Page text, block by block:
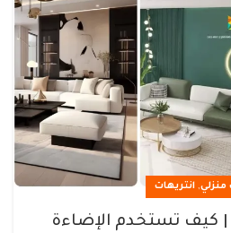
منزلي,انتريهات
| كيف تستخدم الإضاءة